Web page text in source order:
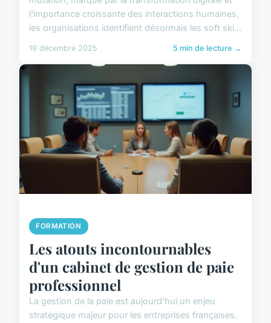
l'importance croissante des interactions humaines,
les organisations identifient désormais les soft ski...
19 décembre 2025 5 min de lecture →
FORMATION
Les atouts incontournables
d'un cabinet de gestion de paie
professionnel
La gestion de la paie est aujourd'hui un enjeu
stratégique majeur pour les entreprises françaises.